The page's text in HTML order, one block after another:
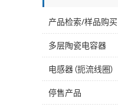
产品检索/样品购买
多层陶瓷电容器
电感器（扼流线圈）
停售产品